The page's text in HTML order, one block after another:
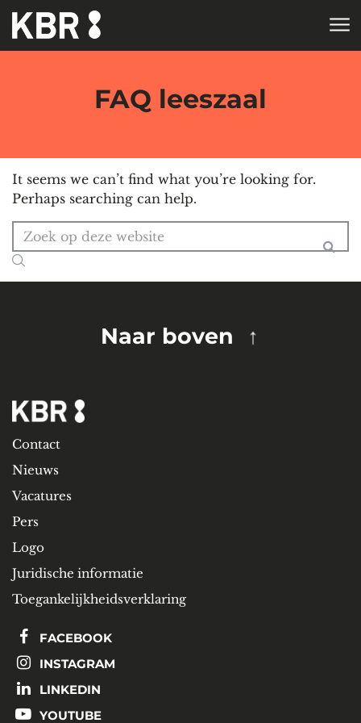
Skip to main content
FAQ leeszaal
It seems we can’t find what you’re looking for.
Perhaps searching can help.
Search for:
Naar boven
Contact
Nieuws
Vacatures
Pers
Logo
Juridische informatie
Toegankelijkheidsverklaring
FACEBOOK
INSTAGRAM
LINKEDIN
YOUTUBE